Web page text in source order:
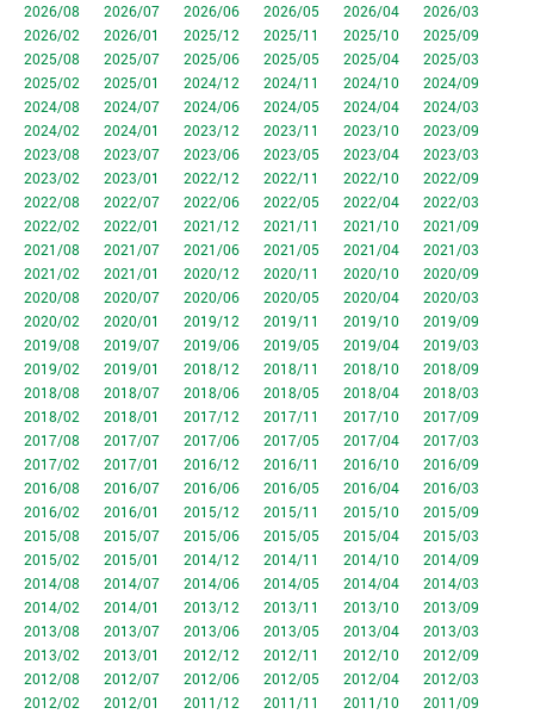
2026/08 2026/07 2026/06 2026/05 2026/04
2026/03
2026/02
2026/01 2025/12 2025/11 2025/10
2025/09
2025/08
2025/07 2025/06 2025/05 2025/04
2025/03
2025/02
2025/01 2024/12 2024/11 2024/10
2024/09
2024/08
2024/07 2024/06 2024/05 2024/04
2024/03
2024/02
2024/01 2023/12 2023/11 2023/10
2023/09
2023/08
2023/07 2023/06 2023/05 2023/04
2023/03
2023/02
2023/01 2022/12 2022/11 2022/10
2022/09
2022/08
2022/07 2022/06 2022/05 2022/04
2022/03
2022/02
2022/01 2021/12 2021/11 2021/10
2021/09
2021/08
2021/07 2021/06 2021/05 2021/04
2021/03
2021/02
2021/01 2020/12 2020/11 2020/10
2020/09
2020/08
2020/07 2020/06 2020/05 2020/04
2020/03
2020/02
2020/01 2019/12 2019/11 2019/10
2019/09
2019/08
2019/07 2019/06 2019/05 2019/04
2019/03
2019/02
2019/01 2018/12 2018/11 2018/10
2018/09
2018/08
2018/07 2018/06 2018/05 2018/04
2018/03
2018/02
2018/01 2017/12 2017/11 2017/10
2017/09
2017/08
2017/07 2017/06 2017/05 2017/04
2017/03
2017/02
2017/01 2016/12 2016/11 2016/10
2016/09
2016/08
2016/07 2016/06 2016/05 2016/04
2016/03
2016/02
2016/01 2015/12 2015/11 2015/10
2015/09
2015/08
2015/07 2015/06 2015/05 2015/04
2015/03
2015/02
2015/01 2014/12 2014/11 2014/10
2014/09
2014/08
2014/07 2014/06 2014/05 2014/04
2014/03
2014/02
2014/01 2013/12 2013/11 2013/10
2013/09
2013/08
2013/07 2013/06 2013/05 2013/04
2013/03
2013/02
2013/01 2012/12 2012/11 2012/10
2012/09
2012/08
2012/07 2012/06 2012/05 2012/04
2012/03
2012/02
2012/01 2011/12 2011/11 2011/10
2011/09